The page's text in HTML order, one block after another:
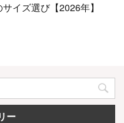
イズ選び【2026年】
ー